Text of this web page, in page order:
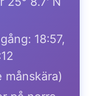
18:57,
månskära)